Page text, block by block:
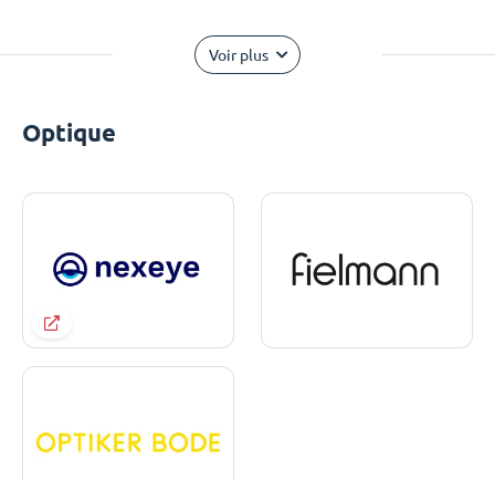
Voir plus
Optique